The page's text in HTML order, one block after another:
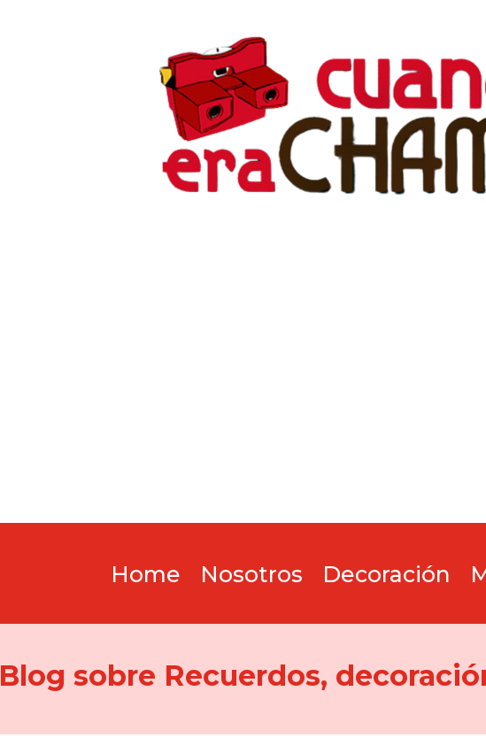
Home Nosotros Decoración
Blog sobre Recuerdos,